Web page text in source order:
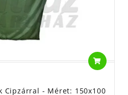
Cipzárral - Méret: 150x100